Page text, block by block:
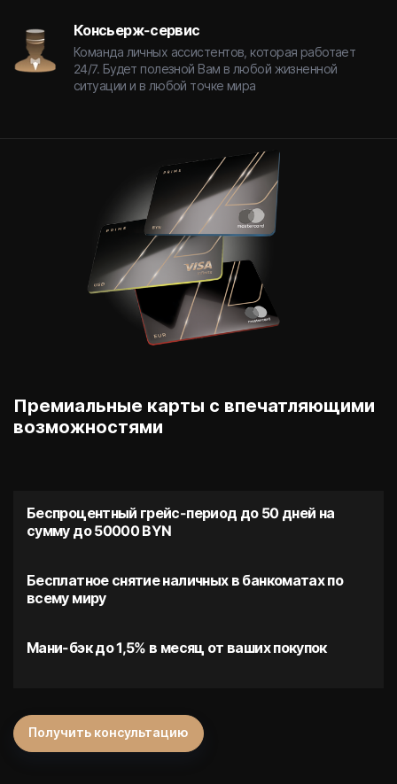
Консьерж-сервис
Команда личных ассистентов, которая работает
24/7. Будет полезной Вам в любой жизненной
ситуации и в любой точке мира
Премиальные карты с впечатляющими
возможностями
Беспроцентный грейс-период до 50 дней на
сумму до 50000 BYN
Бесплатное снятие наличных в банкоматах по
всему миру
Мани-бэк до 1,5% в месяц от ваших покупок
Получить консультацию